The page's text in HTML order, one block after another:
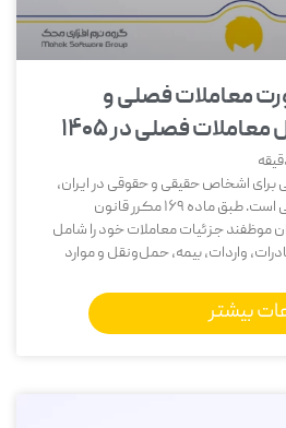
معاملات فصلی و
فصلی در ۱۴۰۵
برای اشخاص حقیقی و حقوقی در ایران،
ارسال صورت معاملات فصلی است. طبق ماده 169 مکرر قانون
موظفند جزئیات معاملات خود را شامل
واردات، بیمه، حمل‌ونقل و موارد
بیشتر